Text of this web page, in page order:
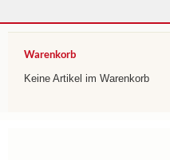
Warenkorb
Keine Artikel im Warenkorb